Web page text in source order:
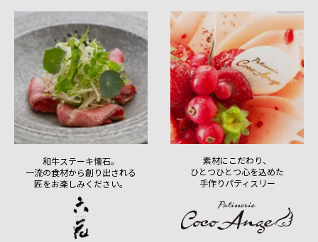
和牛ステーキ懐石。
一流の食材から創り出される
匠をお楽しみください。
素材にこだわり、
ひとつひとつ心を込めた
手作りパティスリー